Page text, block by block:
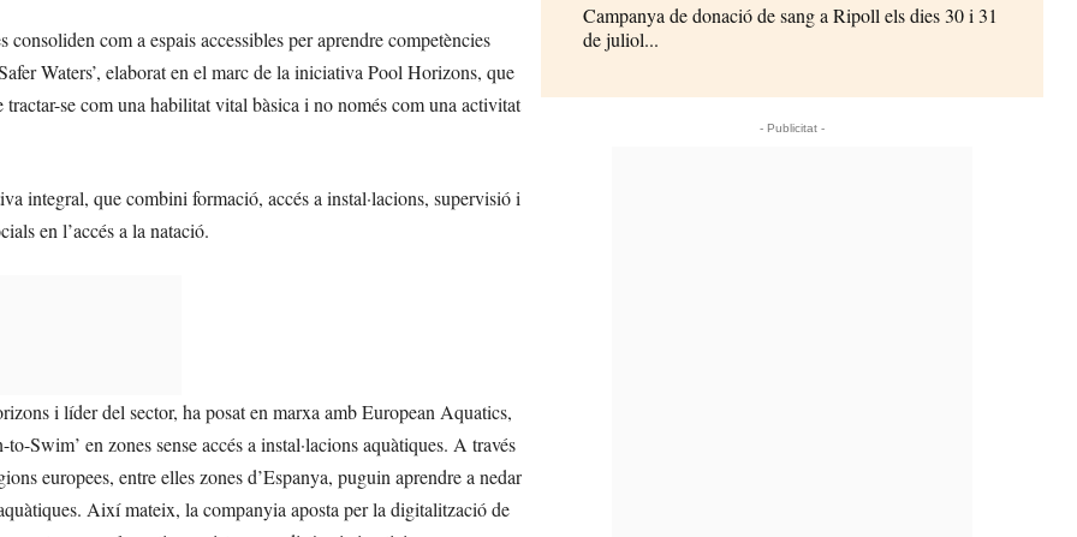
com a espais accessibles per aprendre competències
Waters’, elaborat en el marc de la iniciativa Pool Horizons, que
tractar-se com una habilitat vital bàsica i no només com una activitat
integral, que combini formació, accés a instal·lacions, supervisió i
en l’accés a la natació.
i líder del sector, ha posat en marxa amb European Aquatics,
Swim’ en zones sense accés a instal·lacions aquàtiques. A través
europees, entre elles zones d’Espanya, puguin aprendre a nedar
Així mateix, la companyia aposta per la digitalització de
Campanya de donació de sang a Ripoll els dies 30 i 31
de juliol...
- Publicitat -